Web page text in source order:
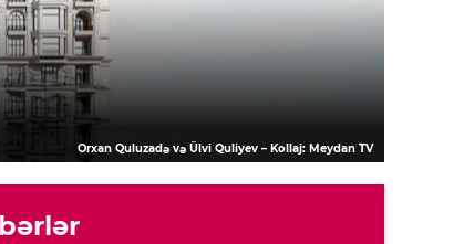
Orxan Quluzadə və Ülvi Quliyev – Kollaj: Meydan TV